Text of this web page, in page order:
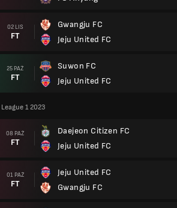
02 LIS
FT
Gwangju FC
Jeju United FC
25 PAŹ
FT
Suwon FC
Jeju United FC
League 1 2023
08 PAŹ
FT
Daejeon Citizen FC
Jeju United FC
01 PAŹ
FT
Jeju United FC
Gwangju FC